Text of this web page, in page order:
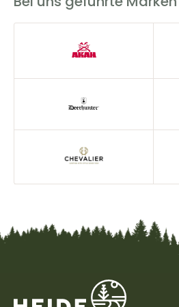
Jagdbekleidung für Damen günstig